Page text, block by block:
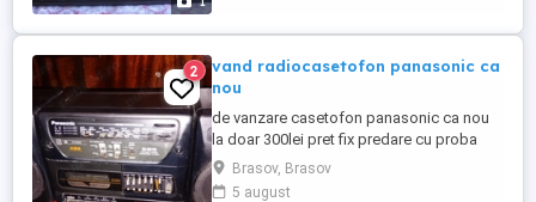
2
vand radiocasetofon panasonic ca
nou
de vanzare casetofon panasonic ca nou
la doar 300lei pret fix predare cu proba
Brasov, Brasov
5 august